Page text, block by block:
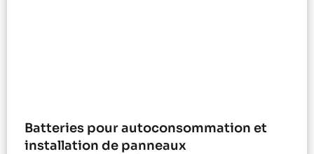
Batteries pour autoconsommation et
installation de panneaux